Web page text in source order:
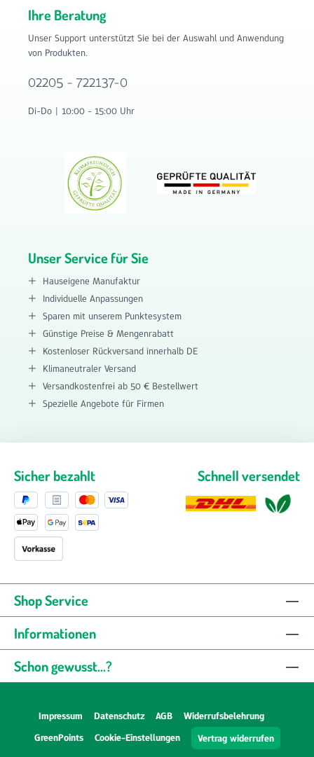
Ihre Beratung
Unser Support unterstützt Sie bei der Auswahl und Anwendung
von Produkten.
02205 - 722137-0
Di-Do | 10:00 - 15:00 Uhr
Unser Service für Sie
Hauseigene Manufaktur
Individuelle Anpassungen
Sparen mit unserem Punktesystem
Günstige Preise & Mengenrabatt
Kostenloser Rückversand innerhalb DE
Klimaneutraler Versand
Versandkostenfrei ab 50 € Bestellwert
Spezielle Angebote für Firmen
Sicher bezahlt Schnell versendet
Shop Service
Informationen
Schon gewusst...?
Impressum Datenschutz AGB
Widerrufsbelehrung
GreenPoints
Cookie-Einstellungen Vertrag widerrufen